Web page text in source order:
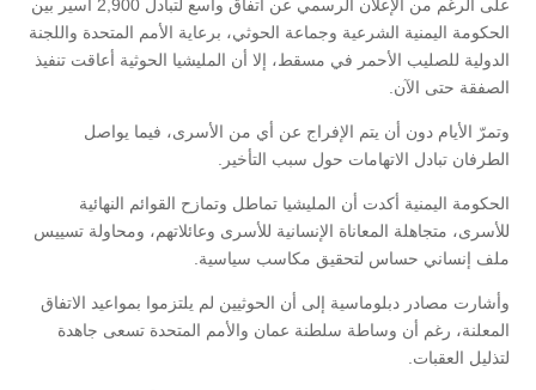
على الرغم من الإعلان الرسمي عن اتفاق واسع لتبادل 2,900 أسير بين
الحكومة اليمنية الشرعية وجماعة الحوثي، برعاية الأمم المتحدة واللجنة
الدولية للصليب الأحمر في مسقط، إلا أن المليشيا الحوثية أعاقت تنفيذ
الصفقة حتى الآن.
وتمرّ الأيام دون أن يتم الإفراج عن أي من الأسرى، فيما يواصل
الطرفان تبادل الاتهامات حول سبب التأخير.
الحكومة اليمنية أكدت أن المليشيا تماطل وتمازح القوائم النهائية
للأسرى، متجاهلة المعاناة الإنسانية للأسرى وعائلاتهم، ومحاولة تسييس
ملف إنساني حساس لتحقيق مكاسب سياسية.
وأشارت مصادر دبلوماسية إلى أن الحوثيين لم يلتزموا بمواعيد الاتفاق
المعلنة، رغم أن وساطة سلطنة عمان والأمم المتحدة تسعى جاهدة
لتذليل العقبات.